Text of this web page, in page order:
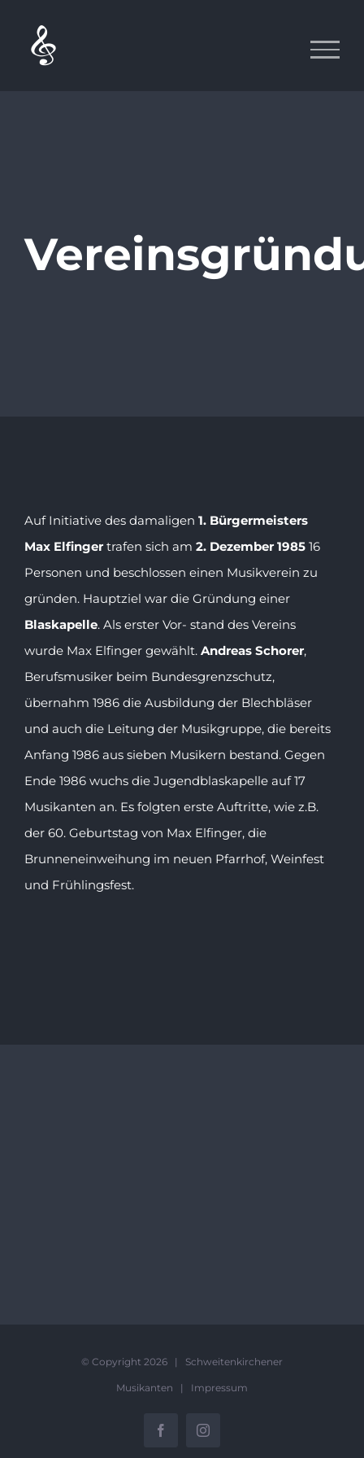
Auf Initiative des damaligen 1. Bürgermeisters
Max Elfinger trafen sich am 2. Dezember 1985 16
Personen und beschlossen einen Musikverein zu
gründen. Hauptziel war die Gründung einer
Blaskapelle. Als erster Vor- stand des Vereins
wurde Max Elfinger gewählt. Andreas Schorer,
Berufsmusiker beim Bundesgrenzschutz,
übernahm 1986 die Ausbildung der Blechbläser
und auch die Leitung der Musikgruppe, die bereits
Anfang 1986 aus sieben Musikern bestand. Gegen
Ende 1986 wuchs die Jugendblaskapelle auf 17
Musikanten an. Es folgten erste Auftritte, wie z.B.
der 60. Geburtstag von Max Elfinger, die
Brunneneinweihung im neuen Pfarrhof, Weinfest
und Frühlingsfest.
© Copyright 2026 | Schweitenkirchener
Musikanten | Impressum